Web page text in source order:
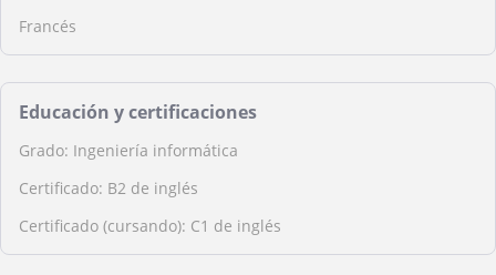
Francés
Educación y certificaciones
Grado: Ingeniería informática
Certificado: B2 de inglés
Certificado (cursando): C1 de inglés